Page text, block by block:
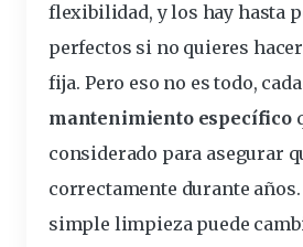
flexibilidad, y los hay hasta
perfectos si no quieres
fija. Pero eso no es todo,
mantenimiento específico
considerado para asegurar
correctamente durante años.
simple limpieza puede